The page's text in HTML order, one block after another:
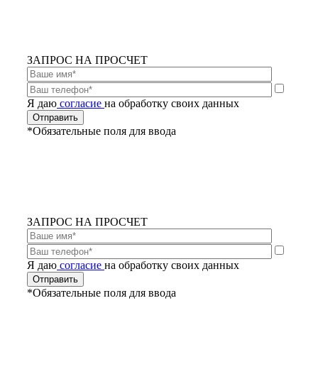
ЗАПРОС НА ПРОСЧЕТ
Я даю согласие на обработку своих данных
*Обязательные поля для ввода
ЗАПРОС НА ПРОСЧЕТ
Я даю согласие на обработку своих данных
*Обязательные поля для ввода